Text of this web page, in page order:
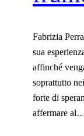
Fabrizia
sua
affinché
soprattutto
forte di
affermare